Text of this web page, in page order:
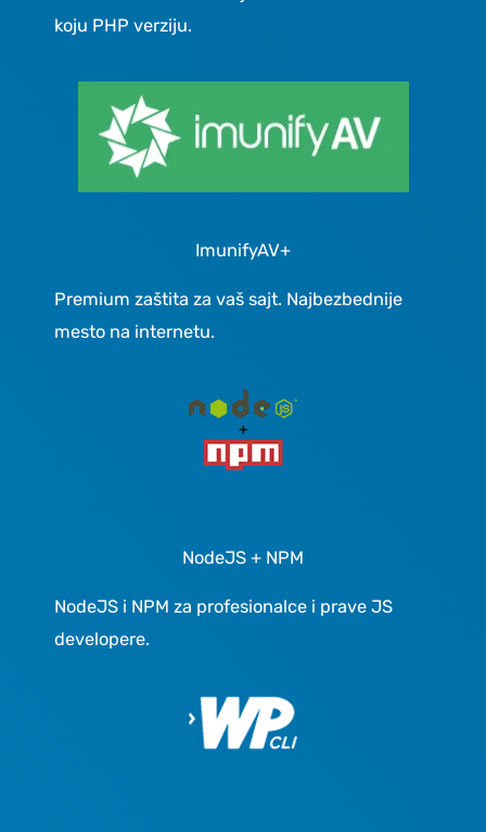
koju PHP verziju.
ImunifyAV+
Premium zaštita za vaš sajt. Najbezbednije
mesto na internetu.
NodeJS + NPM
NodeJS i NPM za profesionalce i prave JS
developere.